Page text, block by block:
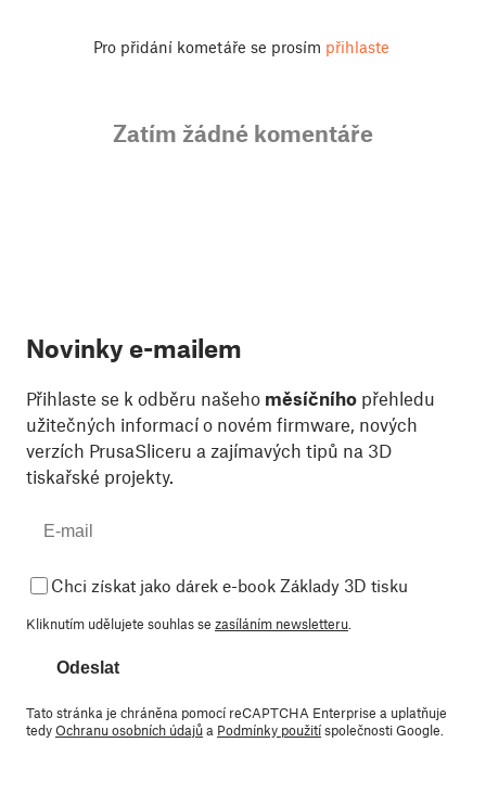
Pro přidání kometáře se prosím přihlaste
Zatím žádné komentáře
Novinky e-mailem
Přihlaste se k odběru našeho měsíčního přehledu
užitečných informací o novém firmware, nových
verzích PrusaSliceru a zajímavých tipů na 3D
tiskařské projekty.
Chci získat jako dárek e-book Základy 3D tisku
Kliknutím udělujete souhlas se zasíláním newsletteru
Odeslat
Tato stránka je chráněna pomocí reCAPTCHA Enterprise a uplatňuje
tedyOchranu osobních údajůa Podmínky použitíspolečnosti Google.